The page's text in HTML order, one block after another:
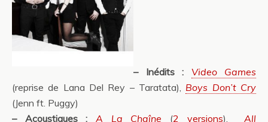
– Inédits :
Video Games
(reprise de Lana Del Rey – Taratata), Boys Don’t Cry
(Jenn ft. Puggy)
– Acoustiques :
A La Chaîne (2 versions),All